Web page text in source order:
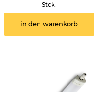
Stck.
in den warenkorb